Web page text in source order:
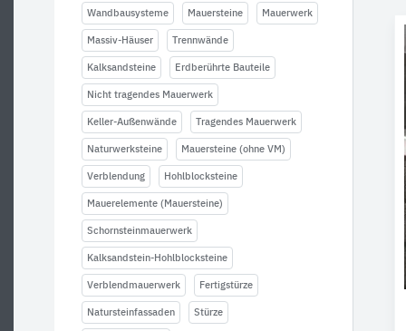
Wandbausysteme Mauersteine Mauerwerk
Massiv-Häuser Trennwände
Kalksandsteine Erdberührte Bauteile
Nicht tragendes Mauerwerk
Keller-Außenwände Tragendes Mauerwerk
Naturwerksteine Mauersteine (ohne VM)
Verblendung Hohlblocksteine
Mauerelemente (Mauersteine)
Schornsteinmauerwerk
Kalksandstein-Hohlblocksteine
Verblendmauerwerk Fertigstürze
Natursteinfassaden Stürze